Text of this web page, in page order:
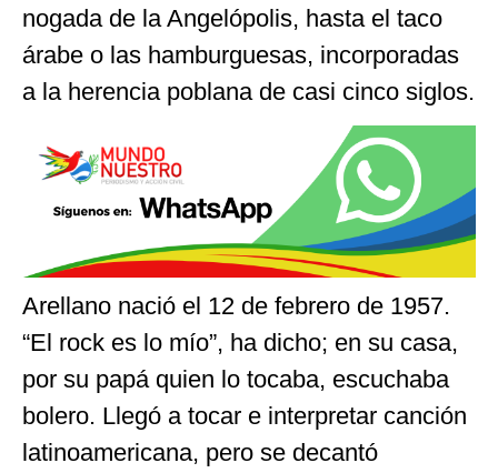
nogada de la Angelópolis, hasta el taco
árabe o las hamburguesas, incorporadas
a la herencia poblana de casi cinco siglos.
Arellano nació el 12 de febrero de 1957.
“El rock es lo mío”, ha dicho; en su casa,
por su papá quien lo tocaba, escuchaba
bolero. Llegó a tocar e interpretar canción
latinoamericana, pero se decantó